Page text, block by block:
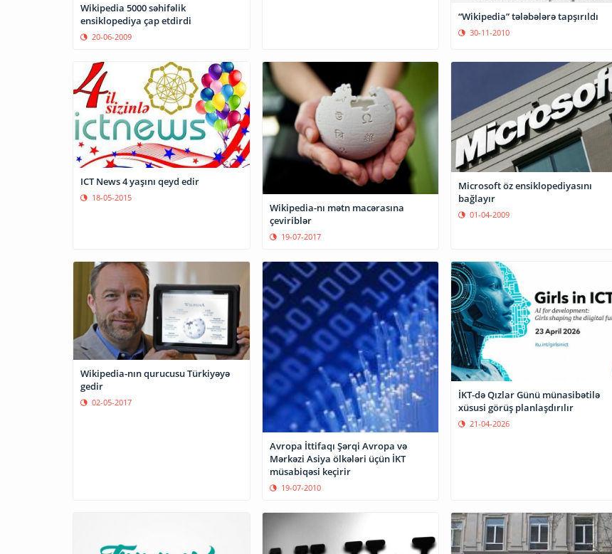
Wikipedia 5000 səhifəlik
ensiklopediya çap etdirdi
20-06-2009
“Wikipedia” tələbələrə tapşırıldı
30-11-2010
ICT News 4 yaşını qeyd edir
18-05-2015
Wikipedia-nı mətn macərasına
çeviriblər
19-07-2017
Microsoft öz ensiklopediyasını
bağlayır
01-04-2009
Wikipedia-nın qurucusu Türkiyəyə
gedir
02-05-2017
Avropa İttifaqı Şərqi Avropa və
Mərkəzi Asiya ölkələri üçün İKT
müsabiqəsi keçirir
19-07-2010
İKT-də Qızlar Günü münasibətilə
xüsusi görüş planlaşdırılır
21-04-2026